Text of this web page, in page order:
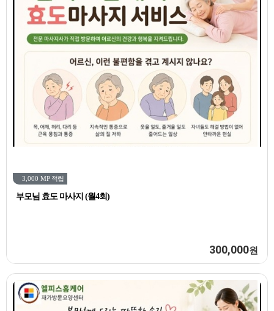
3,000 MP 적립
부모님 효도 마사지 (월4회)
300,000원